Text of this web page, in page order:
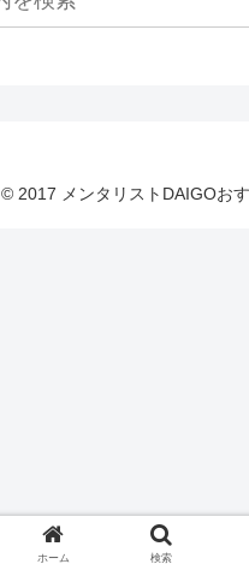
© 2017 メンタリストDAIGOお
ホーム 検索